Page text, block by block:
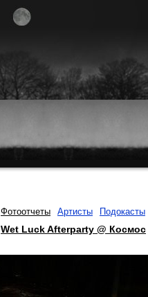
Фотоотчеты Артисты Подокасты
Wet Luck Afterparty @ Космос